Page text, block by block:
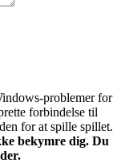
problemer for
forbindelse til
for at spille spillet.
bekymre dig. Du